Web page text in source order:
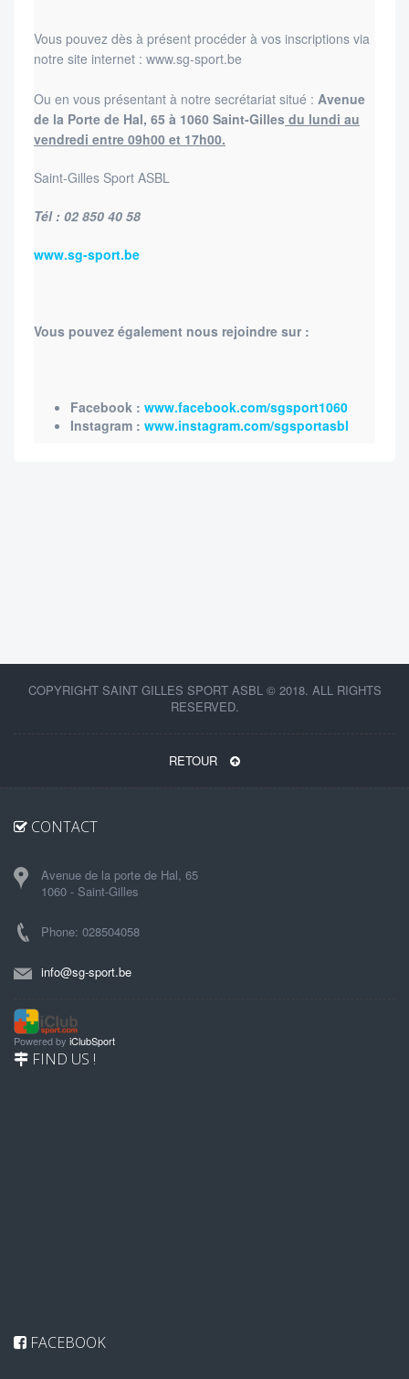
Vous pouvez dès à présent procéder à vos inscriptions via
notre site internet : www.sg-sport.be
Ou en vous présentant à notre secrétariat situé : Avenue
de la Porte de Hal, 65 à 1060 Saint-Gilles du lundi au
vendredi entre 09h00 et 17h00.
Saint-Gilles Sport ASBL
Tél : 02 850 40 58
www.sg-sport.be
Vous pouvez également nous rejoindre sur :
Facebook : www.facebook.com/sgsport1060
Instagram : www.instagram.com/sgsportasbl
COPYRIGHT SAINT GILLES SPORT ASBL © 2018. ALL RIGHTS
RESERVED.
RETOUR
CONTACT
Avenue de la porte de Hal, 65
1060 - Saint-Gilles
Phone: 028504058
info@sg-sport.be
Powered by iClubSport
FIND US !
FACEBOOK